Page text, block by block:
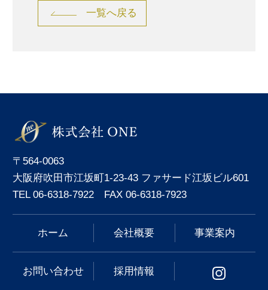
一覧へ戻る
〒564-0063
大阪府吹田市江坂町1-23-43 ファサード江坂ビル601
TEL 06-6318-7922 FAX 06-6318-7923
ホーム 会社概要 事業案内
お問い合わせ 採用情報